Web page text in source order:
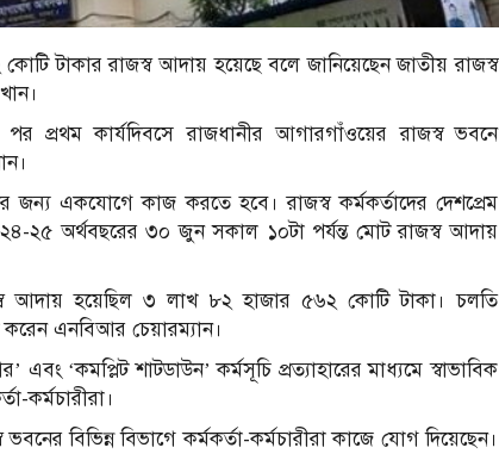
টাকার রাজস্ব আদায় হয়েছে বলে জানিয়েছেন জাতীয় রাজস্ব
কার্যদিবসে রাজধানীর আগারগাঁওয়ের রাজস্ব ভবনে
একযোগে কাজ করতে হবে। রাজস্ব কর্মকর্তাদের দেশপ্রেম
২৫ অর্থবছরের ৩০ জুন সকাল ১০টা পর্যন্ত মোট রাজস্ব আদায়
আদায় হয়েছিল ৩ লাখ ৮২ হাজার ৫৬২ কোটি টাকা। চলতি
এনবিআর চেয়ারম্যান।
‘কমপ্লিট শাটডাউন’ কর্মসূচি প্রত্যাহারের মাধ্যমে স্বাভাবিক
কর্মচারীরা।
বিভিন্ন বিভাগে কর্মকর্তা-কর্মচারীরা কাজে যোগ দিয়েছেন।